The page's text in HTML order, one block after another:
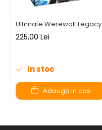
Ultimate Werewolf Legacy
225,00 Lei
In stoc
Adauga in cos